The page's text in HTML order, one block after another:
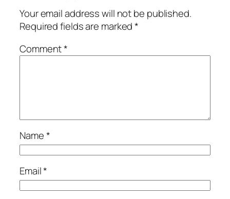
Your email address will not be published.
Required fields are marked*
Comment*
Name*
Email*